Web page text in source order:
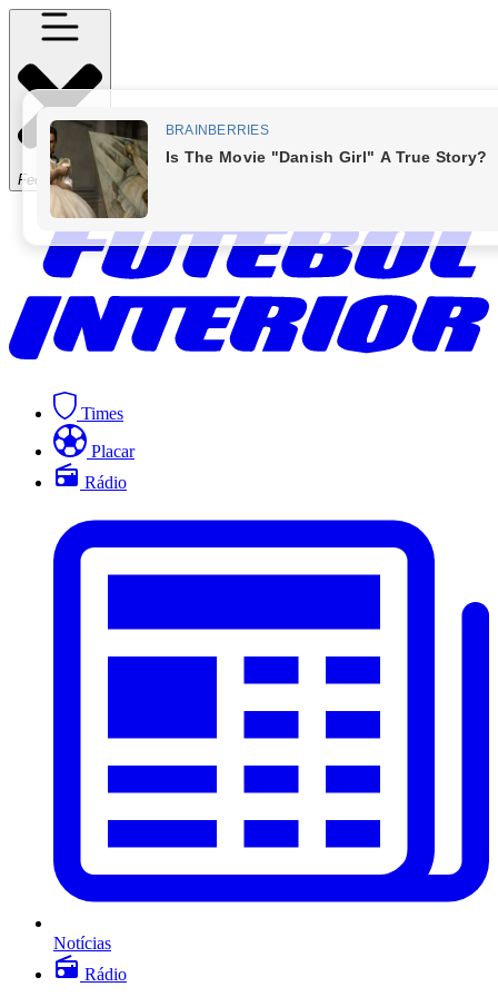
Fechar Menu
Times
Placar
Rádio
Notícias
Rádio